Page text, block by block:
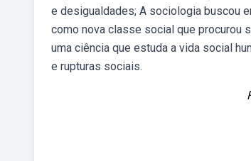
e desigualdades; A sociologia buscou
como nova classe social que procurou
uma ciência que estuda a vida social
e rupturas sociais.